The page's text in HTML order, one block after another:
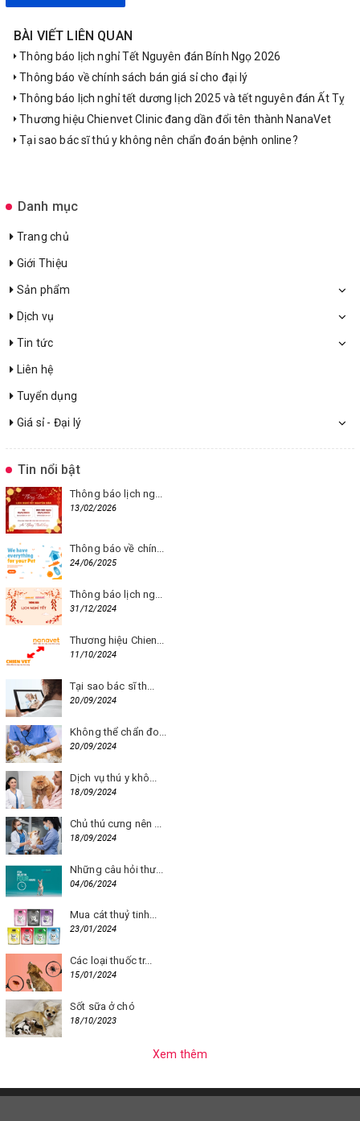
BÀI VIẾT LIÊN QUAN
Thông báo lịch nghỉ Tết Nguyên đán Bính Ngọ 2026
Thông báo về chính sách bán giá sỉ cho đại lý
Thông báo lịch nghỉ tết dương lịch 2025 và tết nguyên đán Ất Tỵ
Thương hiệu Chienvet Clinic đang dần đổi tên thành NanaVet
Tại sao bác sĩ thú y không nên chẩn đoán bệnh online?
Danh mục
Trang chủ
Giới Thiệu
Sản phẩm
Dịch vụ
Tin tức
Liên hệ
Tuyển dụng
Giá sỉ - Đại lý
Tin nổi bật
Thông báo lịch ng...
13/02/2026
Thông báo về chín...
24/06/2025
Thông báo lịch ng...
31/12/2024
Thương hiệu Chien...
11/10/2024
Tại sao bác sĩ th...
20/09/2024
Không thể chẩn đo...
20/09/2024
Dịch vụ thú y khô...
18/09/2024
Chủ thú cưng nên ...
18/09/2024
Những câu hỏi thư...
04/06/2024
Mua cát thuỷ tinh...
23/01/2024
Các loại thuốc tr...
15/01/2024
Sốt sữa ở chó
18/10/2023
Xem thêm